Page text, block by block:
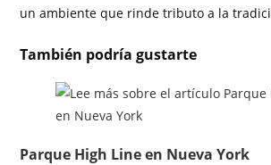
un ambiente que rinde tributo a la
También podría gustarte
Parque High Line en Nueva York